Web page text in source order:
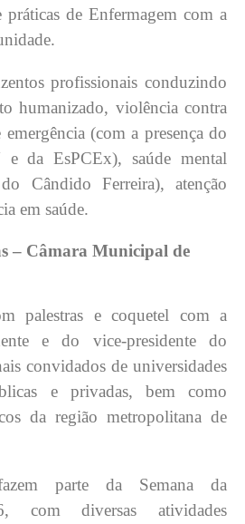
de Enfermagem com a
profissionais conduzindo
humanizado, violência contra
(com a presença do
da EsPCEx), saúde mental
Cândido Ferreira), atenção
em saúde.
– Câmara Municipal de
palestras e coquetel com a
e do vice-presidente do
convidados de universidades
e privadas, bem como
da região metropolitana de
parte da Semana da
com diversas atividades